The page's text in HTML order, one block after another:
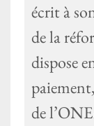
écrit à
de la
dispose
de